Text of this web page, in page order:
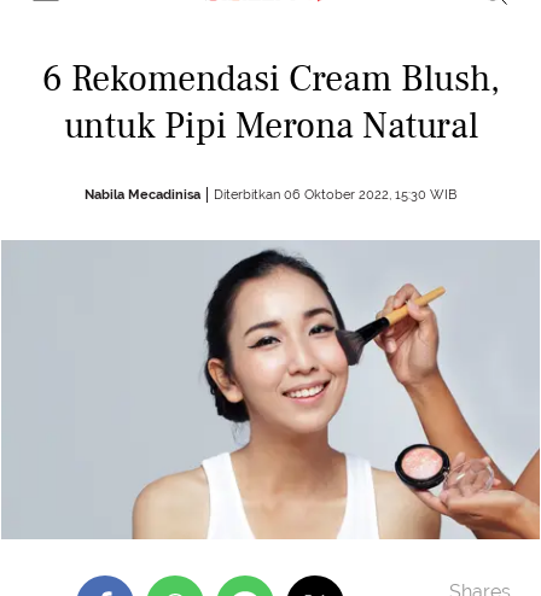
6 Rekomendasi Cream Blush,
untuk Pipi Merona Natural
Nabila Mecadinisa Diterbitkan 06 Oktober 2022, 15:30 WIB
Shares